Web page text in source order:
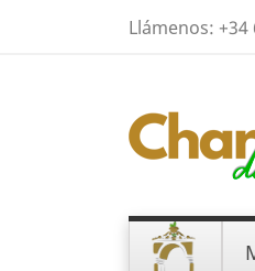
Llámenos: +34